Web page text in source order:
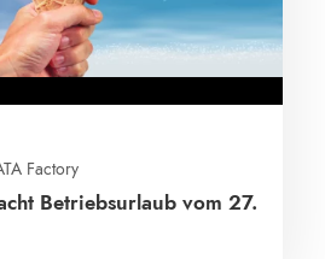
Factory
Betriebsurlaub vom 27.